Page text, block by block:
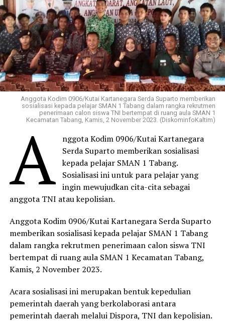
Anggota Kodim 0906/Kutai Kartanegara Serda Suparto memberikan
sosialisasi kepada pelajar SMAN 1 Tabang dalam rangka rekrutmen
penerimaan calon siswa TNI bertempat di ruang aula SMAN 1
Kecamatan Tabang, Kamis, 2 November 2023. (DiskominfoKaltim)
A
nggota Kodim 0906/Kutai Kartanegara
Serda Suparto memberikan sosialisasi
kepada pelajar SMAN 1 Tabang.
Sosialisasi ini untuk para pelajar yang
ingin mewujudkan cita-cita sebagai
anggota TNI atau kepolisian.
Anggota Kodim 0906/Kutai Kartanegara Serda Suparto
memberikan sosialisasi kepada pelajar SMAN 1 Tabang
dalam rangka rekrutmen penerimaan calon siswa TNI
bertempat di ruang aula SMAN 1 Kecamatan Tabang,
Kamis, 2 November 2023.
Acara sosialisasi ini merupakan bentuk kepedulian
pemerintah daerah yang berkolaborasi antara
pemerintah daerah melalui Dispora, TNI dan kepolisian.